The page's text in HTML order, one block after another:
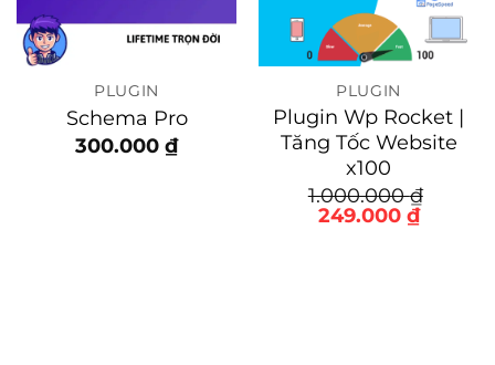
PLUGIN
Schema Pro
300.000 ₫
PLUGIN
Plugin Wp Rocket |
Tăng Tốc Website
x100
1.000.000₫
Giá
249.000 ₫Giá
hiện